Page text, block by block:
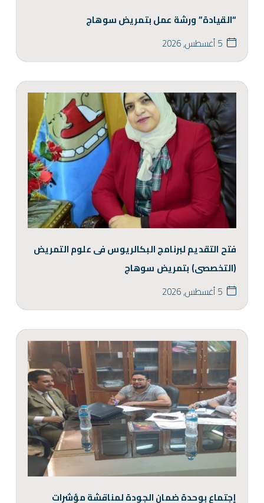
“القيادة” ورشة عمل بتمريض سوهاج
5 أغسطس, 2026
فتح التقديم لبرنامج البكالريوس فى علوم التمريض
(التخصصى) بتمريض سوهاج
5 أغسطس, 2026
إجتماع بوحدة ضمان الجودة لمناقشة مؤشرات